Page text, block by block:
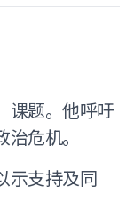
题。他呼吁
危机。
示支持及同